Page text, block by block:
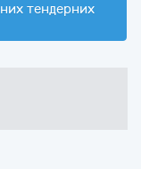
тендерних